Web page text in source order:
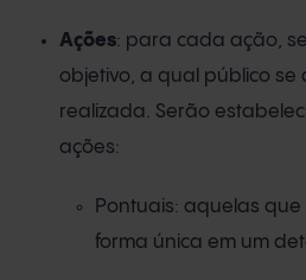
Ações: para cada ação,
objetivo, a qual público se
realizada. Serão
ações:
Pontuais: aquelas
forma única em um